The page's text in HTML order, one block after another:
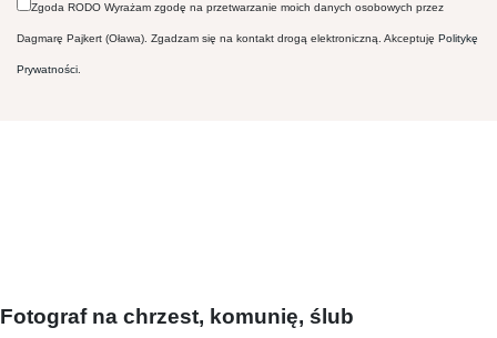
Zgoda RODO Wyrażam zgodę na przetwarzanie moich danych osobowych przez
Dagmarę Pajkert (Oława). Zgadzam się na kontakt drogą elektroniczną. Akceptuję Politykę
Prywatności.
Fotograf na chrzest, komunię, ślub